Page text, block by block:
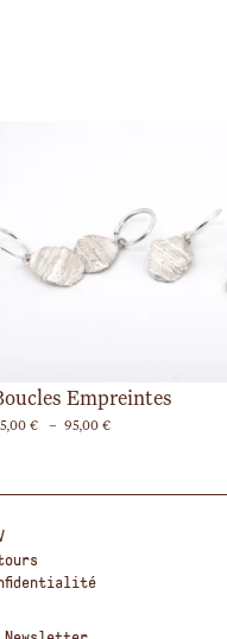
Empreintes
€ – 95,00 €
à